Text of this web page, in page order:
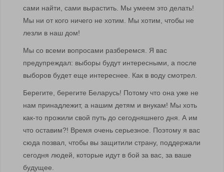
сами найти, сами вырастить. Мы умеем это делать!
Мы ни от кого ничего не хотим. Мы хотим, чтобы не
лезли в наш дом!
Мы со всеми вопросами разберемся. Я вас
предупреждал: выборы будут интересными, а после
выборов будет еще интереснее. Как в воду смотрел.
Берегите, берегите Беларусь! Потому что она уже не
нам принадлежит, а нашим детям и внукам! Мы хоть
как-то прожили свой путь до сегодняшнего дня. А им
что оставим?! Время очень серьезное. Поэтому я вас
сюда позвал, чтобы вы защитили страну, поддержали
сегодня людей, которые идут в бой за вас, за ваше
будущее.